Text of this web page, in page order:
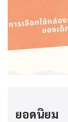
ยอดนิยม